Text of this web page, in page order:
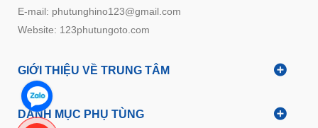
E-mail: phutunghino123@gmail.com
Website: 123phutungoto.com
GIỚI THIỆU VỀ TRUNG TÂM
DANH MỤC PHỤ TÙNG